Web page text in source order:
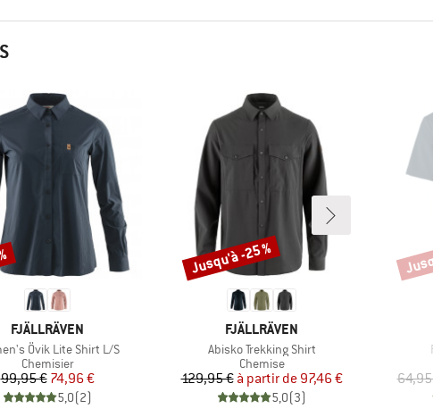
MARQUE
FJÄLLRÄVEN
Övik Lite Shirt L/S
Product group
Chemisier
Prix
99,95 €Prix réduit
74,96 €
5,0(2)
MARQUE
FJÄLLRÄVEN
Article
Abisko Trekking Shirt
Product group
Chemise
Prix
129,95 € Prix réduit
à partir de 97,46 €
5,0(3)
Remise
Jusqu'à -25 %